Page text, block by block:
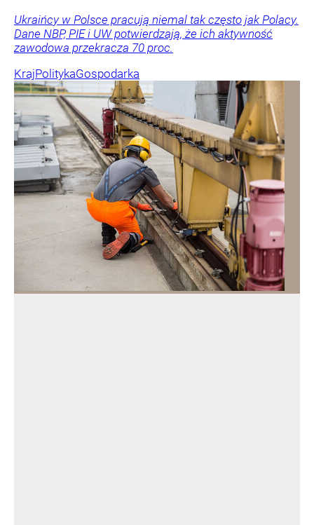
Ukraińcy w Polsce pracują niemal tak często jak Polacy.
Dane NBP, PIE i UW potwierdzają, że ich aktywność
zawodowa przekracza 70 proc.
KrajPolitykaGospodarka